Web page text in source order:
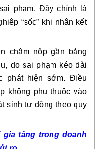
phạm. Đây chính là
“sốc” khi nhận kết
chậm nộpgần bằng
, do sai phạm kéo dài
phát hiện sớm. Điều
không phụ thuộc vào
sinh tự động theo quy
gia tăng trong doanh